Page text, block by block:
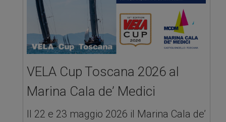
VELA Cup Toscana 2026 al
Marina Cala de’ Medici
Il 22 e 23 maggio 2026 il Marina Cala de’